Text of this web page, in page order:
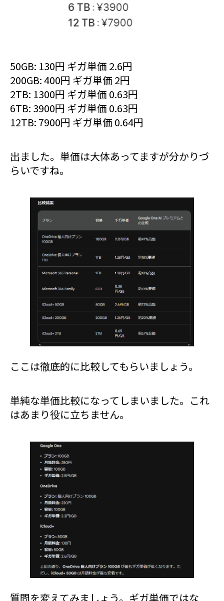
50GB: 130円 ギガ単価 2.6円
200GB: 400円 ギガ単価 2円
2TB: 1300円 ギガ単価 0.63円
6TB: 3900円 ギガ単価 0.63円
12TB: 7900円 ギガ単価 0.64円
出ました。単価は大体あってますが分かりづ
らいですね。
ここは徹底的に比較してもらいましょう。
単純な単価比較になってしまいました。これ
はあまり役に立ちません。
質問を変えてみましょう。ギガ単価ではな